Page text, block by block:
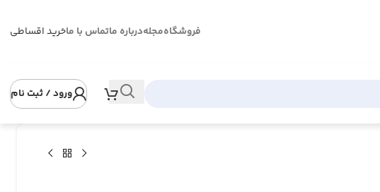
فروشگاهمجلهدرباره ماتماس با ماخرید اقساطی
ورود / ثبت نام